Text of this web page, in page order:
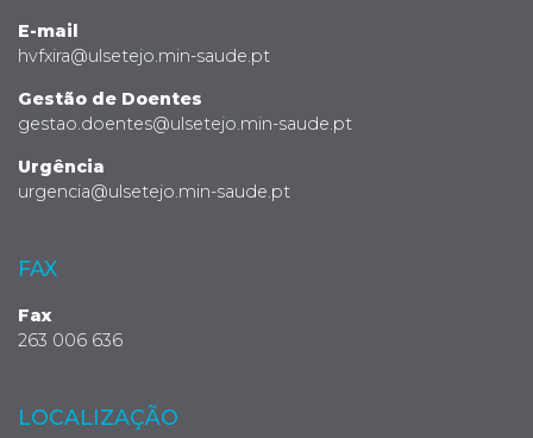
E-mail
hvfxira@ulsetejo.min-saude.pt
Gestão de Doentes
gestao.doentes@ulsetejo.min-saude.pt
Urgência
urgencia@ulsetejo.min-saude.pt
FAX
Fax
263 006 636
LOCALIZAÇÃO